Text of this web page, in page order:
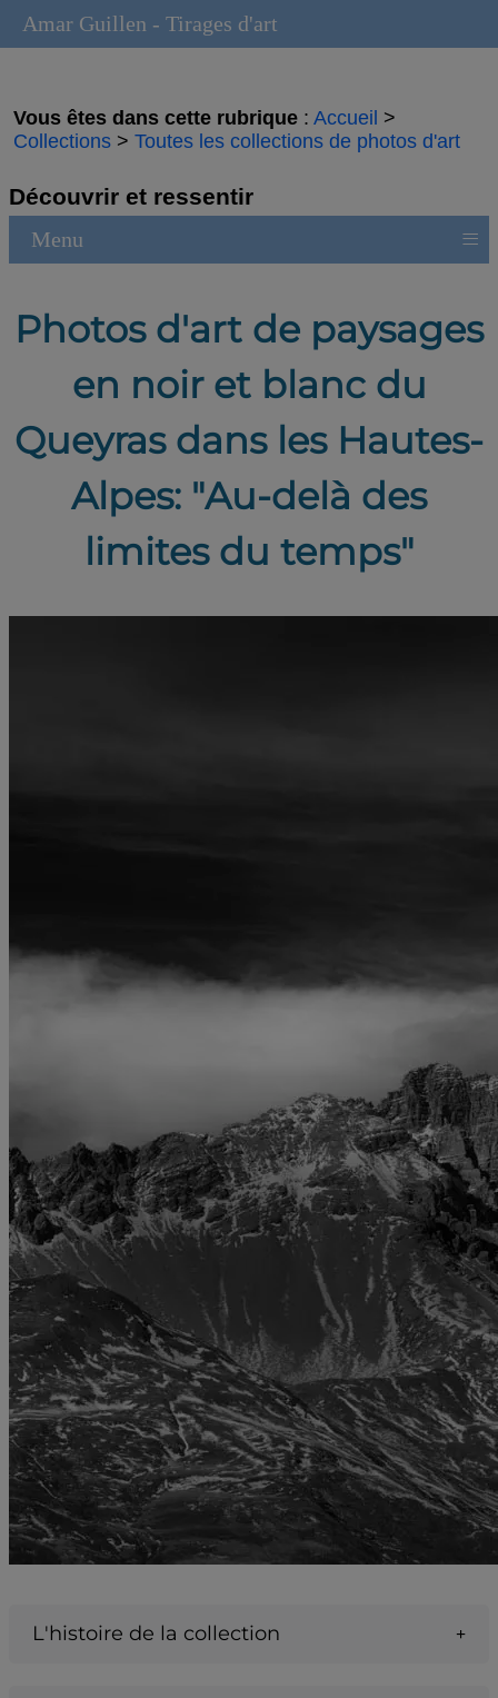
Vous êtes dans cette rubrique :Accueil >
Collections >Toutes les collections de photos d'art
Découvrir et ressentir
Menu ≡
Photos d'art de paysages
en noir et blanc du
Queyras dans les Hautes-
Alpes: "Au-delà des
limites du temps"
L'histoire de la collection
Amar Guillen - Tirages d'art